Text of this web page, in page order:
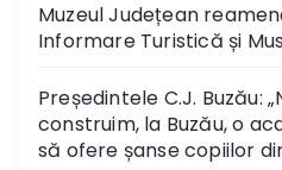
Muzeul Județean
Informare Turistică și
Președintele C.J. Buzău:
construim, la Buzău, o
să ofere șanse copiilor